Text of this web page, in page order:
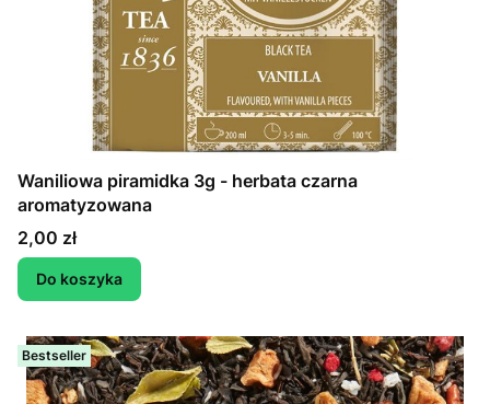
Waniliowa piramidka 3g - herbata czarna
aromatyzowana
Cena
2,00 zł
Do koszyka
Bestseller